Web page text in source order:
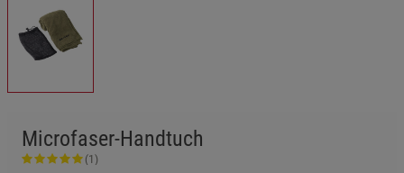
Microfaser-Handtuch
(1)